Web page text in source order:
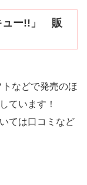
ュー!!」 販
などで発売のほ
ています！
ては口コミなど